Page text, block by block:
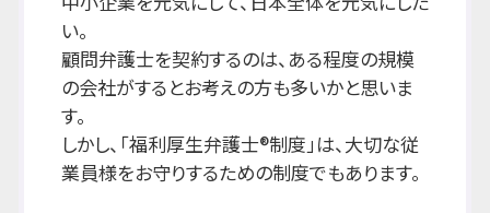
い。
顧問弁護士を契約するのは、ある程度の規模
の会社がするとお考えの方も多いかと思いま
す。
しかし、「福利厚生弁護士®制度」は、大切な従
業員様をお守りするための制度でもあります。